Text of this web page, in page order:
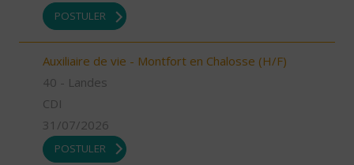
POSTULER
Auxiliaire de vie - Montfort en Chalosse (H/F)
40 - Landes
CDI
31/07/2026
POSTULER